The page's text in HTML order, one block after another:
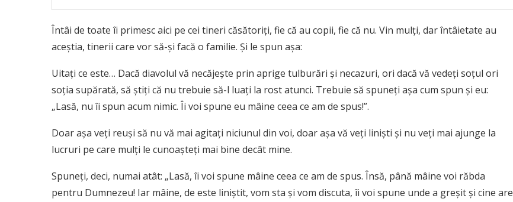
Întâi de toate îi primesc aici pe cei tineri căsătoriţi, fie că au copii, fie că nu. Vin mulţi, dar întâietate au
aceştia, tinerii care vor să-şi facă o familie. Şi le spun aşa:
Uitaţi ce este… Dacă diavolul vă necăjeşte prin aprige tulburări şi necazuri, ori dacă vă vedeţi soţul ori
soţia supărată, să ştiţi că nu trebuie să-l luaţi la rost atunci. Trebuie să spuneţi aşa cum spun şi eu:
„Lasă, nu îi spun acum nimic. Îi voi spune eu mâine ceea ce am de spus!”.
Doar aşa veţi reuşi să nu vă mai agitaţi niciunul din voi, doar aşa vă veţi linişti şi nu veţi mai ajunge la
lucruri pe care mulţi le cunoaşteţi mai bine decât mine.
Spuneţi, deci, numai atât: „Lasă, îi voi spune mâine ceea ce am de spus. Însă, până mâine voi răbda
pentru Dumnezeu! Iar mâine, de este liniştit, vom sta şi vom discuta, îi voi spune unde a greşit şi cine are